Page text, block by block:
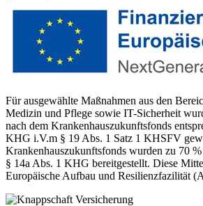
Für ausgewählte Maßnahmen aus den
Medizin und Pflege sowie IT-Sicherheit
nach dem Krankenhauszukunftsfonds
KHG i.V.m § 19 Abs. 1 Satz 1 KHSFV
Krankenhauszukunftsfonds wurden zu 70
§ 14a Abs. 1 KHG bereitgestellt. Diese
Europäische Aufbau und Resilienzfazilität